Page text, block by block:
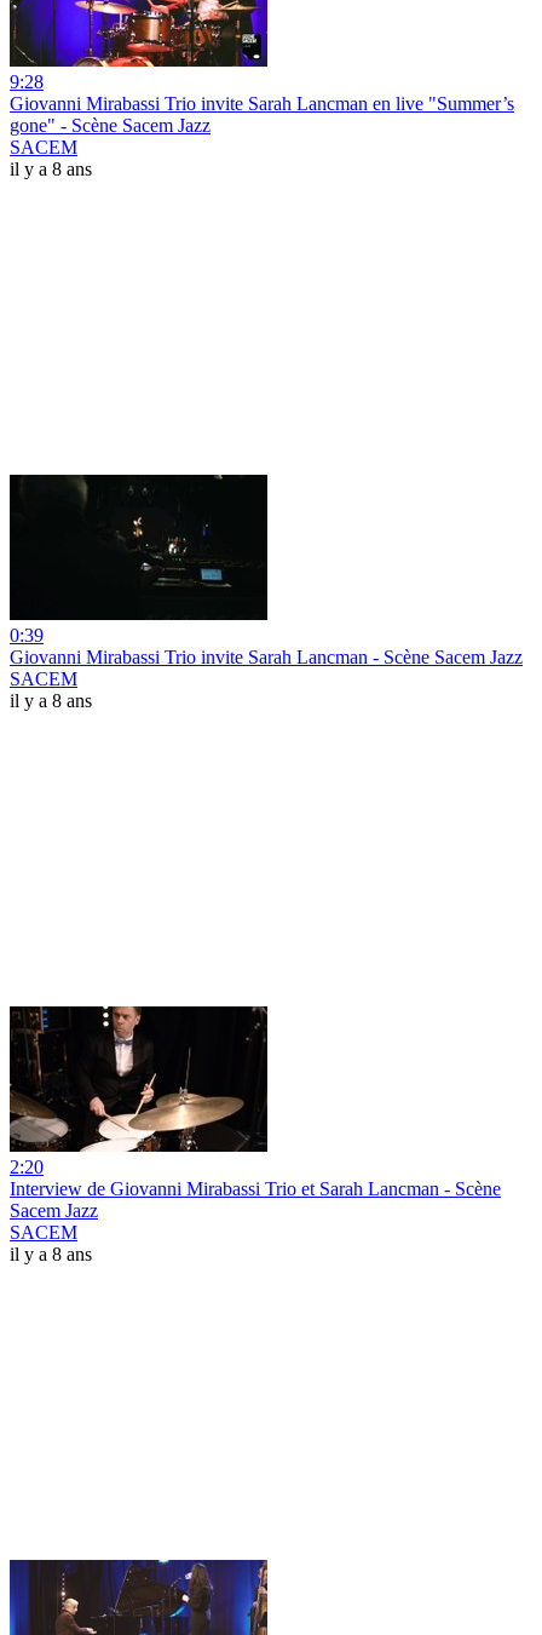
9:28
Giovanni Mirabassi Trio invite Sarah Lancman en live "Summer’s
gone" - Scène Sacem Jazz
SACEM
il y a 8 ans
0:39
Giovanni Mirabassi Trio invite Sarah Lancman - Scène Sacem Jazz
SACEM
il y a 8 ans
2:20
Interview de Giovanni Mirabassi Trio et Sarah Lancman - Scène
Sacem Jazz
SACEM
il y a 8 ans